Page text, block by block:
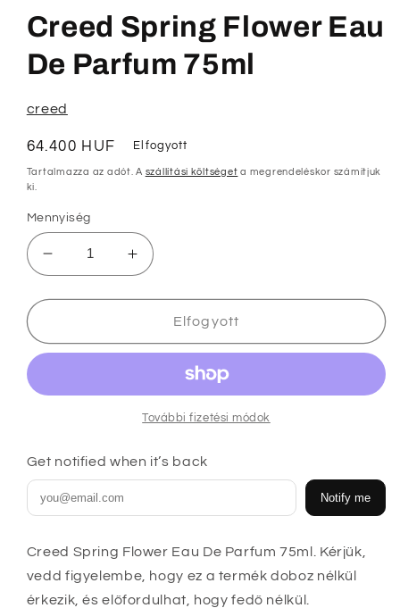
megnyitása
a
modális
párbeszédpanelen
Creed Spring Flower Eau
De Parfum 75ml
creed
Normál
ár
64.400 HUF Elfogyott
Tartalmazza az adót. A szállítási költséget a megrendeléskor számítjuk
ki.
Mennyiség
Creed
Spring
Flower
De
mennyiségének
csökkentése
Creed
Spring
Flower
De
mennyiségének
növelése
Elfogyott
További fizetési módok
Get notified when it’s back
Notify me
Creed Spring Flower Eau De Parfum 75ml. Kérjük,
vedd figyelembe, hogy ez a termék doboz nélkül
érkezik, és előfordulhat, hogy fedő nélkül.